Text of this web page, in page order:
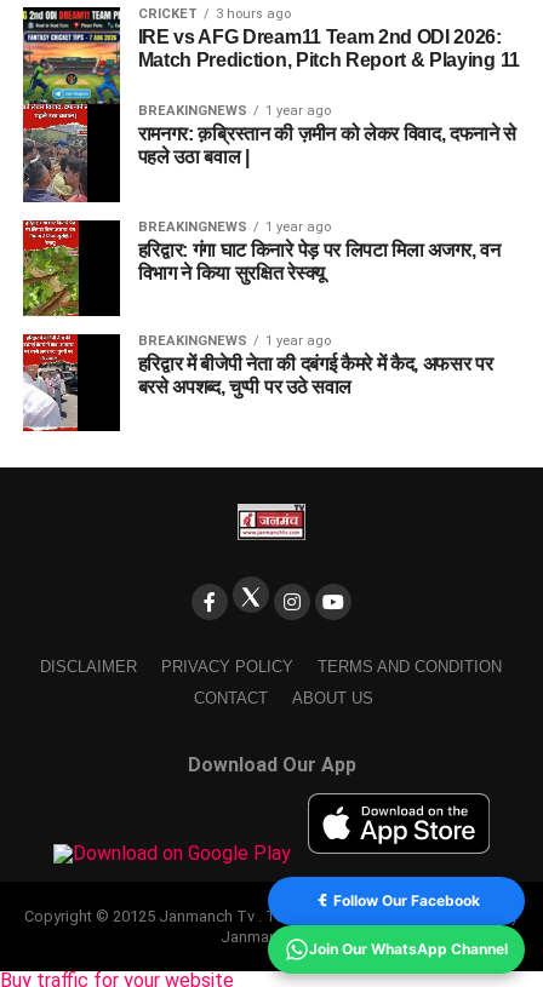
CRICKET 3 hours ago
IRE vs AFG Dream11 Team 2nd ODI 2026:
Match Prediction, Pitch Report & Playing 11
BREAKINGNEWS 1 year ago
रामनगर: क़ब्रिस्तान की ज़मीन को लेकर विवाद, दफनाने से
पहले उठा बवाल |
BREAKINGNEWS 1 year ago
हरिद्वार: गंगा घाट किनारे पेड़ पर लिपटा मिला अजगर, वन
विभाग ने किया सुरक्षित रेस्क्यू
BREAKINGNEWS 1 year ago
हरिद्वार में बीजेपी नेता की दबंगई कैमरे में कैद, अफसर पर
बरसे अपशब्द, चुप्पी पर उठे सवाल
DISCLAIMER PRIVACY POLICY
TERMS AND CONDITION
CONTACT
ABOUT US
Download Our App
Copyright © 20125 Janmanch Tv . Theme by SSDIGIMARK. powered by
Janmanch TV.
Buy traffic for your website
Follow Our Facebook
Join Our WhatsApp Channel